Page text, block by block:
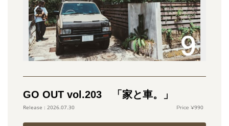
GO OUT vol.203 「家と車。」
2026.07.30 990